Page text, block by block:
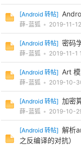
[Android 转帖]
薛-蓝狐 • 2019-11-12
[Android 转帖] 密码
薛-蓝狐 • 2019-11-1
[Android 转帖] Art
薛-蓝狐 • 2019-10-
[Android 转帖] 加密
薛-蓝狐 • 2019-10-
[Android 转帖] 解析
之反编译的对抗）